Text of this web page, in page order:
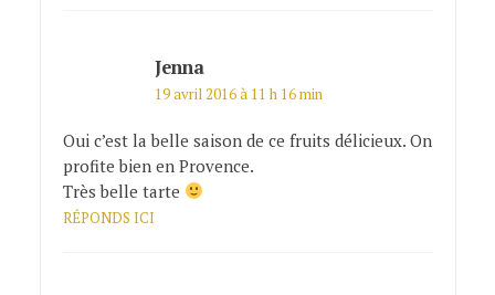
Jenna
19 avril 2016 à 11 h 16 min
Oui c’est la belle saison de ce fruits délicieux. On
profite bien en Provence.
Très belle tarte
RÉPONDS ICI